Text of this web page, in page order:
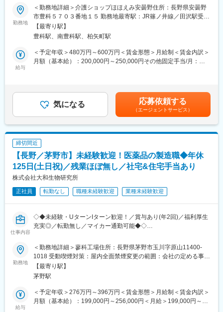
■会社の魅力・特徴
年間360万人以上×利用施設2000以上！病院や介護施設に入院時に
必要な日用品（衣類・タオル類・洗面用具等）をレンタルできる
◎法人企業メリット：初期コスト不要＆既にお取引あるリネンサ
プライ業者と提携できるので業者切り替えも不要で導入しやすさ
に、“手ぶらで入退院”が実現できるため、日用品や衣類の買い出
し・補充が不要♪
変更の範囲：会社の定める業務
■業務内容
福祉用具専門相談員として、福祉用具のレンタル・販売のご提案
から納品、アフターフォローまで幅広く担当します。介護を必要
とする方やそのご家族、ケアマネジャーと連携し、一人ひとりの
生活を支えるやりがいの大きな仕事です。介護ベッドや車いすな
どの福祉用具を通じて、ご利用者様の「できる」を増やし、安心
した暮らしをサポートします。
・ケアマネジャーとの打ち合わせ、商品提案
・福祉用具の選定・納品・契約対応
■1日の流れ（例）
08:30 出勤・朝礼・納品準備
10:00 ご利用者様宅へ訪問し、介護ベッドなどの納品・契約対応
11:30 営業活動・ケアマネジャーとの情報共有
13:30 施設への納品・アフターフォロー
17:00 帰社後、事務処理・翌日の準備
17:30 退勤
■充実した研修を用意：
管理職に昇格した際なども、年次に合わせて研修を行うなど、教
育には積極的な企業です。
成果だけでなく行動や人間性も評価する制度を導入。「貢献度評
価」と「実力評価」の2軸で公平に評価し、賞与・昇給・昇格へ反
勤務地
＜勤務地詳細＞介護ショップほほえみ安曇野住所：長野県安曇野
市豊科５７０３番地１５ 勤務地最寄駅：JR篠ノ井線／田沢駅受動
喫煙対策：敷地内喫煙可能場所あり変更の範囲：会社の定める事
業所
【最寄り駅】
豊科駅、南豊科駅、柏矢町駅
給与
＜予定年収＞480万円～600万円＜賃金形態＞月給制＜賃金内訳＞
月額（基本給）：200,000円～250,000円その他固定手当/月：
残業手当＞有＜給与補足＞■その他固定手当：エリア手当※エリア
デビュー後に支給■その他業績によりインセンティブを支給■年収
例： 年収550万円 入社6年目 副所長550万円（月給36.6万円＋賞
与）賃金はあくまでも目安の金額であり、選考を通じて上下する
可能性があります。月給(月額)は固定手当を含めた表記です。
気になる 応募依頼する
（エージェントサービス）
締切間近
【長野／茅野市】未経験歓迎！医薬品の製造職◆年休
125日(土日祝)／残業ほぼ無し／社宅&住宅手当あり
株式会社大和生物研究所
正社員 転勤なし 職種未経験歓迎 業種未経験歓迎
仕事内容
◇◆未経験・UターンIターン歓迎！／賞与あり(年2回)／福利厚生
充実◎／転勤無し／マイカー通勤可能◆◇
行う当社にて、クマザサの医薬品「ササヘルス」の製造 （クマザ
サの葉から原液を抽出する作業、充填・包装作業まで）をお任せ
いたします。
■笹を使った商品って何？
当社は、クマ笹成分を医薬品にしています。その技術を食品・化
粧品などの関連商品にも応用。17種類ほどの商品で健康や美容に
勤務地
＜勤務地詳細＞蓼科工場住所：長野県茅野市玉川字原山11400-
1018 受動喫煙対策：屋内全面禁煙変更の範囲：会社の定める事業
所【最寄り駅】
茅野駅
給与
＜予定年収＞276万円～396万円＜賃金形態＞月給制＜賃金内訳＞
月額（基本給）：199,000円～256,000円＜月給＞199,000円～